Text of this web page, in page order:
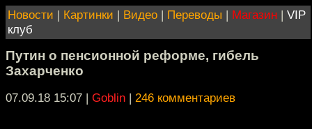
Новости | Картинки | Видео | Переводы | Магазин | VIP
клуб
Путин о пенсионной реформе, гибель
Захарченко
07.09.18 15:07 | Goblin | 246 комментариев